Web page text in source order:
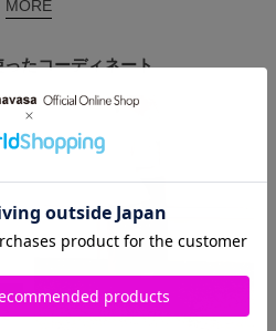
MORE
ったコーディネート